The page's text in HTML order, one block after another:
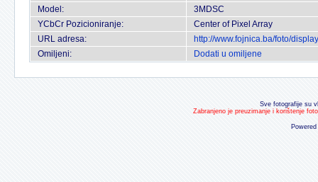
Model:
3MDSC
YCbCr Pozicioniranje:
Center of Pixel Array
URL adresa:
http://www.fojnica.ba/foto/
Omiljeni:
Dodati u omiljene
Sve fotografije su
Zabranjeno je preuzimanje i korištenje